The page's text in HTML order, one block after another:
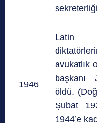
1946
Latin
avukatlık
başkanı
öldü.
Şubat
1944’e